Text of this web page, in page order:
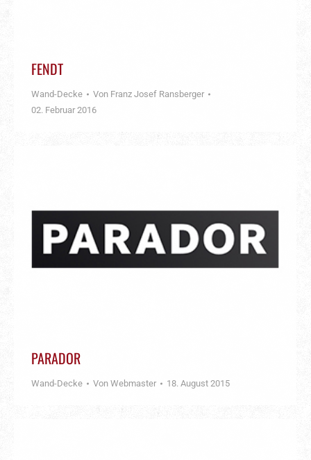
FENDT
Wand-Decke Von Franz Josef Ransberger
02. Februar 2016
PARADOR
Wand-Decke Von Webmaster 18. August 2015